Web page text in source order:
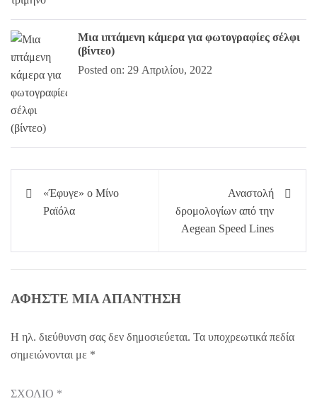
Μια ιπτάμενη κάμερα για φωτογραφίες σέλφι
(βίντεο)
Posted on: 29 Απριλίου, 2022
Πλοήγηση
άρθρων
«Έφυγε» ο Μίνο
Ραϊόλα
Αναστολή
δρομολογίων από την
Aegean Speed Lines
ΑΦΉΣΤΕ ΜΙΑ ΑΠΆΝΤΗΣΗ
Η ηλ. διεύθυνση σας δεν δημοσιεύεται. Τα υποχρεωτικά πεδία
σημειώνονται με *
ΣΧΌΛΙΟ *